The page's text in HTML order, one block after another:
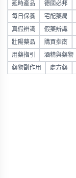
延時產品 德國必邦
每日保養 宅配藥局
真假辨識 假藥辨識
壯陽藥品 購買指南
用藥指引 酒精與藥物
藥物副作用 處方藥